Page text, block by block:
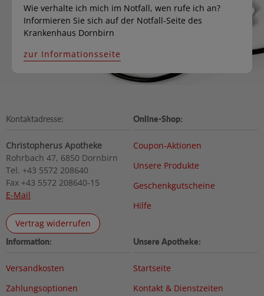
Wie verhalte ich mich im Notfall, wen rufe ich an?
Informieren Sie sich auf der Notfall-Seite des
Krankenhaus Dornbirn
zur Informationsseite
Kontaktadresse:
Christopherus Apotheke
Rohrbach 47, 6850 Dornbirn
Tel. +43 5572 208640
Fax +43 5572 208640-15
E-Mail
Vertrag widerrufen
Online-Shop:
Coupon-Aktionen
Unsere Produkte
Geschenkgutscheine
Hilfe
Information:
Versandkosten
Zahlungsoptionen
Unsere Apotheke:
Startseite
Kontakt & Dienstzeiten